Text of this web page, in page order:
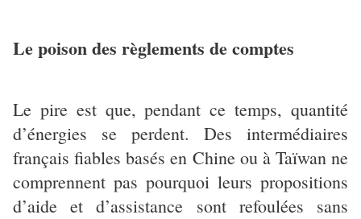
Le poison des règlements de comptes
Le pire est que, pendant ce temps, quantité
d’énergies se perdent. Des intermédiaires
français fiables basés en Chine ou à Taïwan ne
comprennent pas pourquoi leurs propositions
d’aide et d’assistance sont refoulées sans